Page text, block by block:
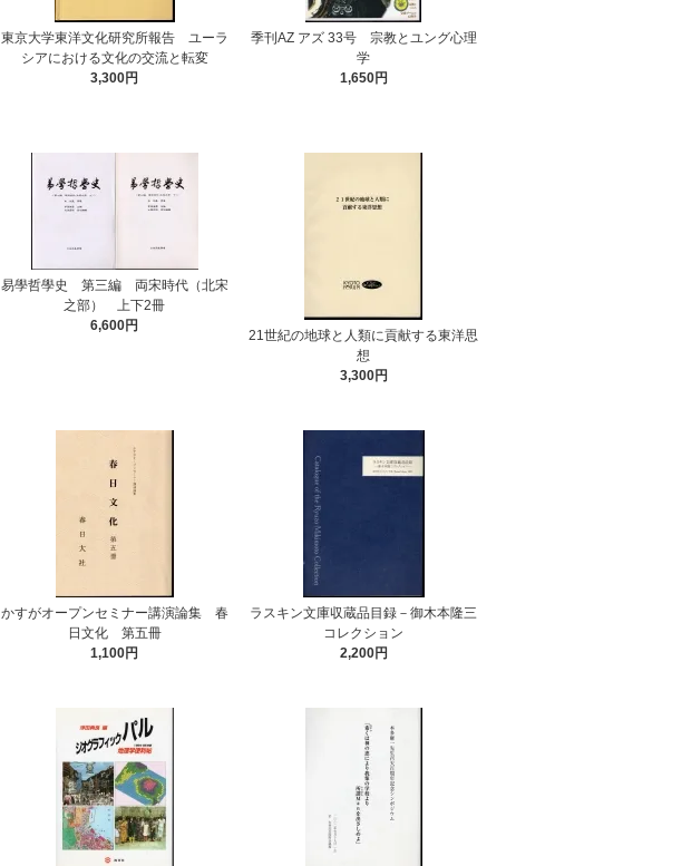
東京大学東洋文化研究所報告 ユーラ
シアにおける文化の交流と転変
3,300円
季刊AZ アズ 33号 宗教とユング心理
学
1,650円
易學哲學史 第三編 両宋時代（北宋
之部） 上下2冊
6,600円
21世紀の地球と人類に貢献する東洋思
想
3,300円
かすがオープンセミナー講演論集 春
日文化 第五冊
1,100円
ラスキン文庫収蔵品目録－御木本隆三
コレクション
2,200円